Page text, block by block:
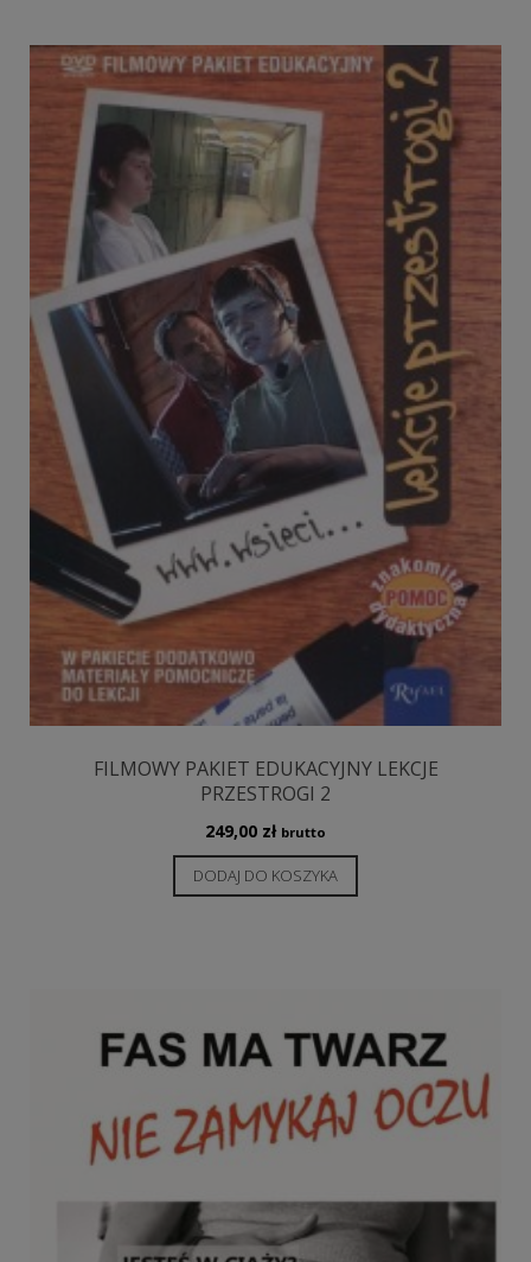
FILMOWY PAKIET EDUKACYJNY LEKCJE
PRZESTROGI 2
249,00 zł brutto
DODAJ DO KOSZYKA